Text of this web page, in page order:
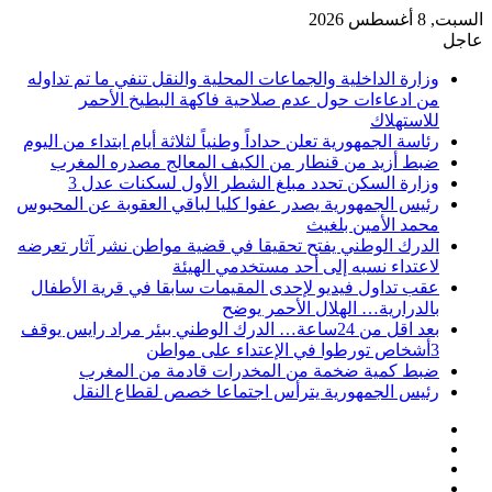
السبت, 8 أغسطس 2026
عاجل
وزارة الداخلية والجماعات المحلية والنقل تنفي ما تم تداوله
من ادعاءات حول عدم صلاحية فاكهة البطيخ الأحمر
للاستهلاك
رئاسة الجمهورية تعلن حداداً وطنياً لثلاثة أيام ابتداء من اليوم
ضبط أزيد من قنطار من الكيف المعالج مصدره المغرب
وزارة السكن تحدد مبلغ الشطر الأول لسكنات عدل 3
رئيس الجمهورية يصدر عفوا كليا لباقي العقوبة عن المحبوس
محمد الأمين بلغيث
الدرك الوطني يفتح تحقيقا في قضية مواطن نشر آثار تعرضه
لاعتداء نسبه إلى أحد مستخدمي الهيئة
عقب تداول فيديو لإحدى المقيمات سابقا في قرية الأطفال
بالدرارية… الهلال الأحمر يوضح
بعد اقل من 24ساعة… الدرك الوطني ببئر مراد رايس يوقف
3أشخاص تورطوا في الإعتداء على مواطن
ضبط كمية ضخمة من المخدرات قادمة من المغرب
رئيس الجمهورية يترأس اجتماعا خصص لقطاع النقل